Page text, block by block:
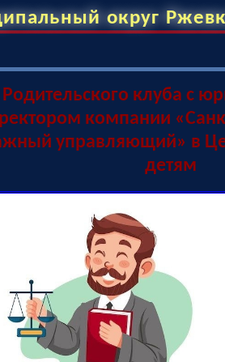
округ
Родительского клуба с
компании
управляющий» в
детям